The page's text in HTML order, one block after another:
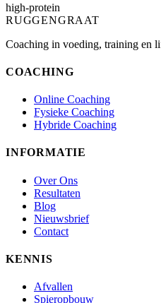
high-protein
RUGGENGRAAT
Coaching in voeding, training en
COACHING
Online Coaching
Fysieke Coaching
Hybride Coaching
INFORMATIE
Over Ons
Resultaten
Blog
Nieuwsbrief
Contact
KENNIS
Afvallen
Spieropbouw